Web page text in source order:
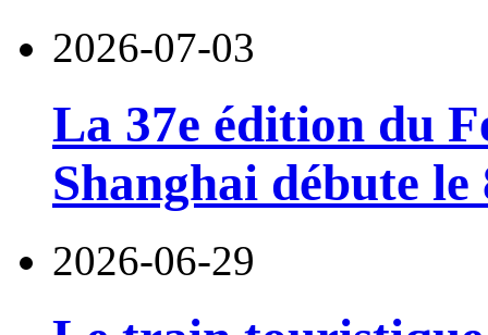
2026-07-03
La 37e édition du
Shanghai débute
2026-06-29